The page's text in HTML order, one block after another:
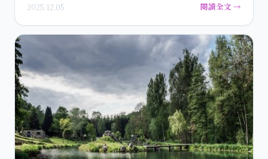
2025.12.05 閱讀全文 →